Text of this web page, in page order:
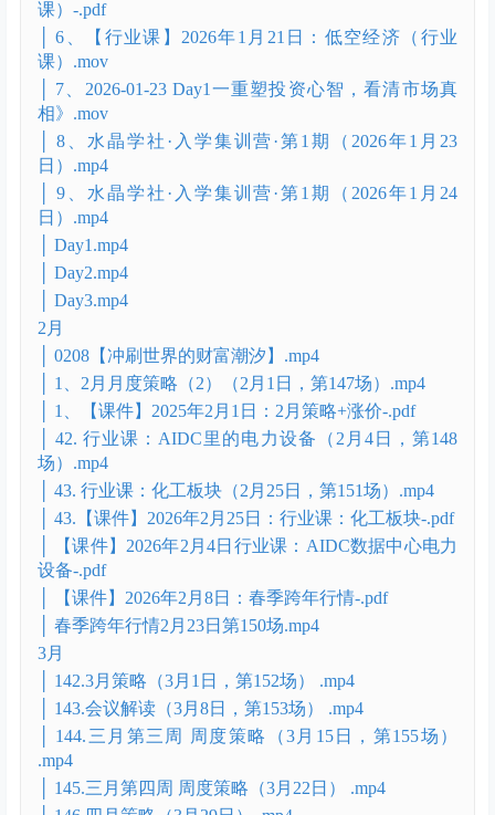
│ 40. 期货加餐课：证期联动如何把握（1月14日，第
143场）.mp4
│ 4、【课件】2026年1月14日：以期货之眼，观股票
之势！-.pdf
│ 5、2026投资前瞻（5）（1月18日，第144场）.mp4
│ 5、【课件】2026年1月18日：监管降温+风格转
化-.pdf
│ 6、【行业课】2026年1月21日：低空经济（行业
课）-.pdf
│ 6、【行业课】2026年1月21日：低空经济（行业
课）.mov
│ 7、2026-01-23 Day1一重塑投资心智，看清市场真
相》.mov
│ 8、水晶学社·入学集训营·第1期（2026年1月23
日）.mp4
│ 9、水晶学社·入学集训营·第1期（2026年1月24
日）.mp4
│ Day1.mp4
│ Day2.mp4
│ Day3.mp4
2月
│ 0208【冲刷世界的财富潮汐】.mp4
│ 1、2月月度策略（2）（2月1日，第147场）.mp4
│ 1、【课件】2025年2月1日：2月策略+涨价-.pdf
│ 42. 行业课：AIDC里的电力设备（2月4日，第148
场）.mp4
│ 43. 行业课：化工板块（2月25日，第151场）.mp4
│ 43.【课件】2026年2月25日：行业课：化工板块-.pdf
│ 【课件】2026年2月4日行业课：AIDC数据中心电力
设备-.pdf
│ 【课件】2026年2月8日：春季跨年行情-.pdf